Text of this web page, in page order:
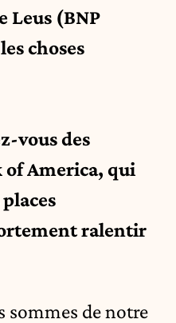
Leus (BNP
choses
vous des
of America, qui
ralentir
sommes de notre